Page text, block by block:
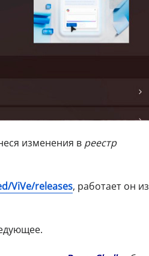
изменения в реестр
ViVe/releases, работает он из